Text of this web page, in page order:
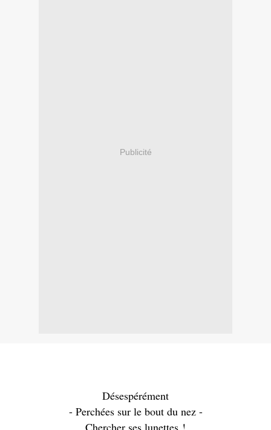
Publicité
Désespérément
- Perchées sur le bout du nez -
Chercher ses lunettes !